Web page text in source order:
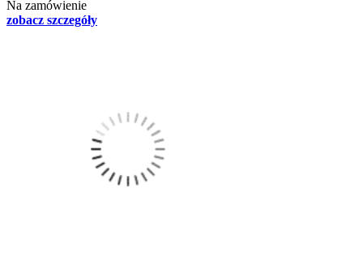
Na zamówienie
zobacz szczegóły